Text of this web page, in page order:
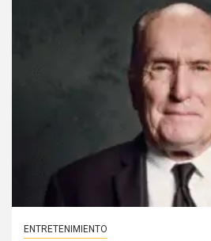
ENTRETENIMIENTO